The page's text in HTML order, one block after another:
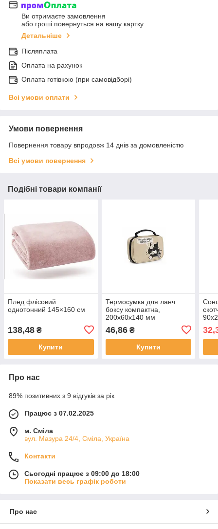
Ви отримаєте замовлення
або гроші повернуться на вашу картку
Детальніше
Післяплата
Оплата на рахунок
Оплата готівкою (при самовідборі)
Всі умови оплати
Умови повернення
Повернення товару впродовж 14 днів за домовленістю
Всі умови повернення
Подібні товари компанії
Плед флісовий
однотонний 145×160 см
138,48 ₴
Купити
Термосумка для ланч
боксу компактна,
200х60х140 мм
46,86₴
Купити
Про нас
89% позитивних з 9 відгуків за рік
Працює з 07.02.2025
м. Сміла
вул. Мазура 24/4, Сміла, Україна
Контакти
Сьогодні працює з 09:00 до 18:00
Показати весь графік роботи
Про нас